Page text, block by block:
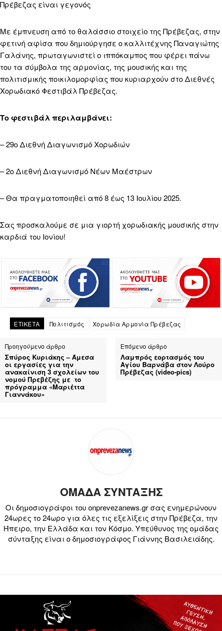
Πρέβεζας είναι γεγονός
Με έμπνευση από το θαλάσσιο στοιχείο της Πρέβεζας, στην
φετινή αφίσα που δημιούργησε ο καλλιτέχνης Παναγιώτης
Γαλάνης, πρωταγωνιστεί ο ιππόκαμπος που φέρει πάνω
του τα σύμβολα της αρμονίας, της μουσικής και της
πολιτισμικής ποικιλομορφίας που κυριαρχούν στο Διεθνές
Χορωδιακό Φεστιβάλ Πρέβεζας.
Το φεστιβάλ περιλαμβάνει:
– 29ο Διεθνή Διαγωνισμό Χορωδιών
– 2ο Διεθνή Διαγωνισμό Νέων Μαέστρων
– Θα πραγματοποιηθεί από 8 έως 13 Ιουλίου 2025.
Σας προσκαλούμε σε μια γιορτή χορωδιακής μουσικής στην
καρδιά του Ιονίου!
ΕΤΙΚΕΤΑ Πολιτισμός Χορωδία Αρμονία Πρέβεζας
Προηγούμενο άρθρο
Σπύρος Κυριάκης – Άμεσα
οι εργασίες για την
ανακαίνιση 3 σχολείων του
νομού Πρεβέζης με το
πρόγραμμα «Μαριέττα
Γιαννάκου»
Επόμενο άρθρο
Λαμπρός εορτασμός του
Αγίου Βαρνάβα στον Λούρο
Πρέβεζας (video-pics)
ΟΜΑΔΑ ΣΥΝΤΑΞΗΣ
Οι δημοσιογράφοι του onprevezanews.gr σας ενημερώνουν
24ωρες το 24ωρο για όλες τις εξελίξεις στην Πρέβεζα, την
Ήπειρο, την Ελλάδα και τον Κόσμο. Υπεύθυνος της ομάδας
σύνταξης είναι ο δημοσιογράφος Γιάννης Βασιλειάδης.